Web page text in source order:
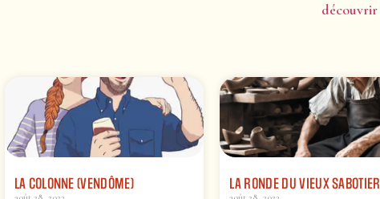
découvrir
LA COLONNE (VENDÔME) LA RONDE DU VIEUX SABOTIER